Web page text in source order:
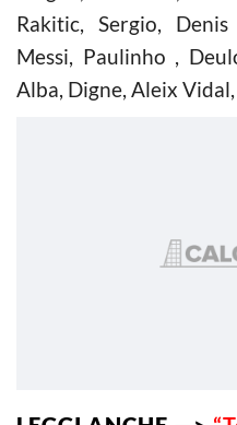
Rakitic, Sergio,
Messi, Paulinho ,
Alba, Digne, Aleix